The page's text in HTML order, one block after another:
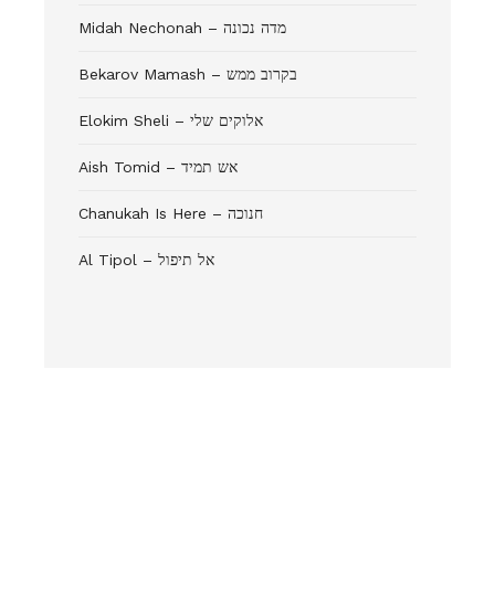
Midah Nechonah – מדה נכונה
Bekarov Mamash – בקרוב ממש
Elokim Sheli – אלוקים שלי
Aish Tomid – אש תמיד
Chanukah Is Here – חנוכה
Al Tipol – אל תיפול